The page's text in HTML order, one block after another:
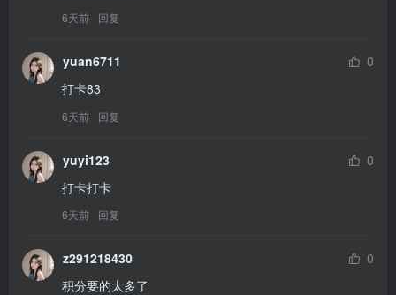
6天前 回复
yuan6711
0
打卡83
6天前 回复
yuyi123
0
打卡打卡
6天前 回复
z291218430
0
积分要的太多了